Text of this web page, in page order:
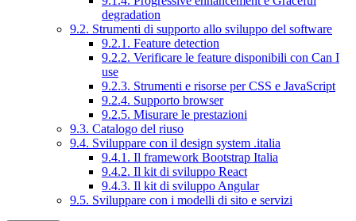
degradation
9.2. Strumenti di supporto allo sviluppo del software
9.2.1. Feature detection
9.2.2. Verificare le feature disponibili con Can I
use
9.2.3. Strumenti e risorse per CSS e JavaScript
9.2.4. Supporto browser
9.2.5. Misurare le prestazioni
9.3. Catalogo del riuso
9.4. Sviluppare con il design system .italia
9.4.1. Il framework Bootstrap Italia
9.4.2. Il kit di sviluppo React
9.4.3. Il kit di sviluppo Angular
9.5. Sviluppare con i modelli di sito e servizi